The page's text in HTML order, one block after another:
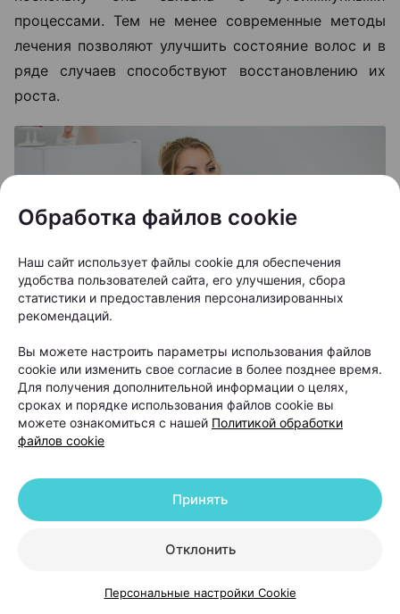
процессами. Тем не менее современные методы
лечения позволяют улучшить состояние волос и в
ряде случаев способствуют восстановлению их
роста.
Одним из серьезных видов выпадения волос
считается андрогенетическая алопеция. При этом
состоянии волосяные фолликулы постепенно
уменьшаются в размерах, а волосы становятся все
более тонкими. Полностью остановить
однако современные методы терапии могут
Обработка файлов cookie
Наш сайт использует файлы cookie для обеспечения
удобства пользователей сайта, его улучшения, сбора
статистики и предоставления персонализированных
рекомендаций.
Вы можете настроить параметры использования файлов
cookie или изменить свое согласие в более позднее время.
Для получения дополнительной информации о целях,
сроках и порядке использования файлов cookie вы
можете ознакомиться с нашей Политикой обработки
файлов cookie
Отклонить
Принять
Персональные настройки Cookie